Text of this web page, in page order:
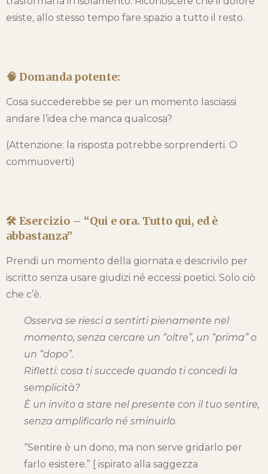
esiste, allo stesso tempo fare spazio a tutto il resto.
🧠 Domanda potente:
Cosa succederebbe se per un momento lasciassi
andare l’idea che manca qualcosa?
(Attenzione: la risposta potrebbe sorprenderti. O
commuoverti)
🛠️ Esercizio – “Qui e ora. Tutto qui, ed è
abbastanza”
Prendi un momento della giornata e descrivilo per
iscritto senza usare giudizi né eccessi poetici. Solo ciò
che c’è.
Osserva se riesci a sentirti pienamente nel
momento, senza cercare un “oltre”, un “prima” o
un “dopo”.
Rifletti: cosa ti succede quando ti concedi la
semplicità?
È un invito a stare nel presente con il tuo sentire,
senza amplificarlo né sminuirlo.
“Sentire è un dono, ma non serve gridarlo per
farlo esistere.” [ ispirato alla saggezza